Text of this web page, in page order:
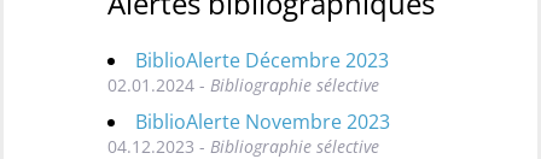
BiblioAlerte Décembre 2023
02.01.2024 - Bibliographie sélective
BiblioAlerte Novembre 2023
04.12.2023 - Bibliographie sélective